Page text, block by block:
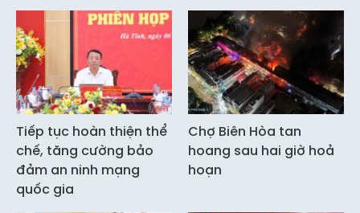
Tiếp tục hoàn thiện thể
chế, tăng cường bảo
đảm an ninh mạng
quốc gia
Chợ Biên Hòa tan
hoang sau hai giờ hoả
hoạn